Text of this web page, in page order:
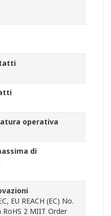
operativa
di
EU REACH (EC) No.
RoHS 2 MIIT Order